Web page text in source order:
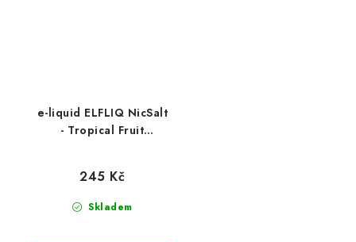
e-liquid ELFLIQ NicSalt
- Tropical Fruit
Skladem
245 Kč